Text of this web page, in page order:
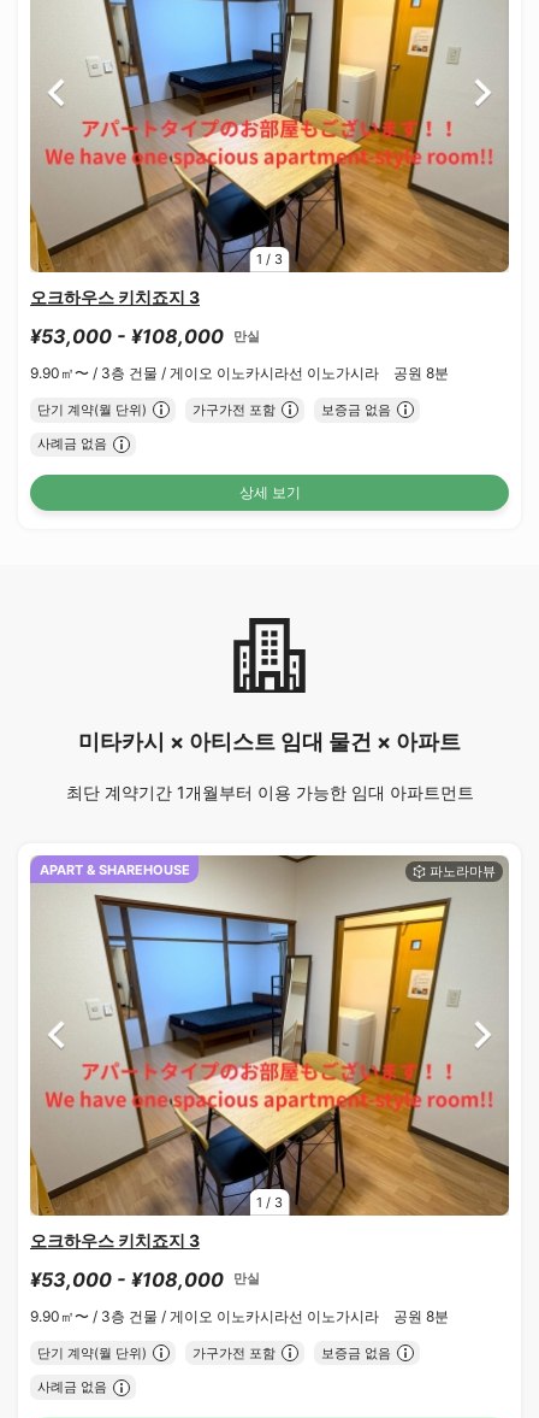
1 / 3
오크하우스 키치죠지 3
¥53,000 - ¥108,000 만실
9.90㎡〜 / 3층 건물 / 게이오 이노카시라선 이노가시라 공원 8분
단기 계약(월 단위) 가구가전 포함 보증금 없음
사례금 없음
상세 보기
미타카시 × 아티스트 임대 물건 × 아파트
최단 계약기간 1개월부터 이용 가능한 임대 아파트먼트
1 / 3
APART & SHAREHOUSE
오크하우스 키치죠지 3
¥53,000 - ¥108,000 만실
9.90㎡〜 / 3층 건물 / 게이오 이노카시라선 이노가시라 공원 8분
단기 계약(월 단위) 가구가전 포함 보증금 없음
사례금 없음